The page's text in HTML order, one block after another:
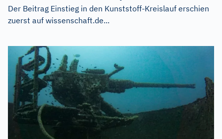
Der Beitrag Einstieg in den Kunststoff-Kreislauf erschien
zuerst auf wissenschaft.de...